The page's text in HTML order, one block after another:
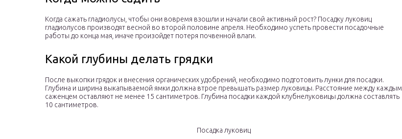
Когда сажать гладиолусы, чтобы они вовремя взошли и начали свой активный рост? Посадку луковиц
гладиолусов производят весной во второй половине апреля. Необходимо успеть провести посадочные
работы до конца мая, иначе произойдет потеря почвенной влаги.
Какой глубины делать грядки
После выкопки грядок и внесения органических удобрений, необходимо подготовить лунки для посадки.
Глубина и ширина выкапываемой ямки должна втрое превышать размер луковицы. Расстояние между каждым
саженцем оставляют не менее 15 сантиметров. Глубина посадки каждой клубнелуковицы должна составлять
10 сантиметров.
Посадка луковиц